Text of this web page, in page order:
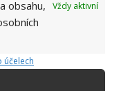
obsahu,
Vždy aktivní
účelech
aviváž do nesprávné